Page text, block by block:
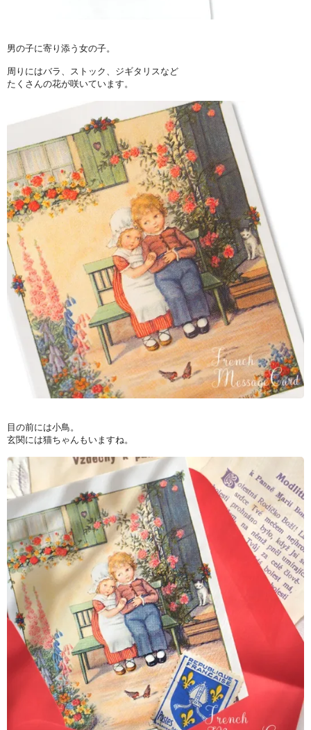
男の子に寄り添う女の子。
周りにはバラ、ストック、ジギタリスなど
たくさんの花が咲いています。
目の前には小鳥。
玄関には猫ちゃんもいますね。